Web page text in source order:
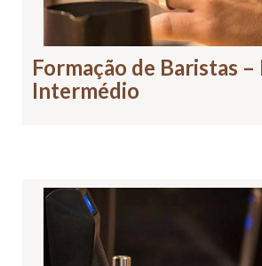
Formação de Baristas
Intermédio